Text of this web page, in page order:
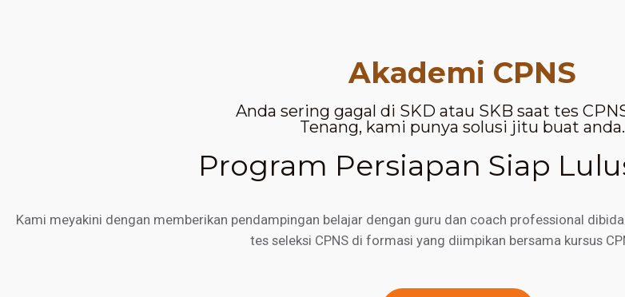
Akademi CPNS
Anda sering gagal di SKD atau SKB saat tes
Tenang, kami punya solusi jitu buat anda.
Program Persiapan Siap
Kami meyakini dengan memberikan pendampingan belajar dengan guru dan coach professional
tes seleksi CPNS di formasi yang diimpikan bersama kursus